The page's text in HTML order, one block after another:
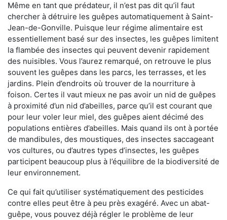
Même en tant que prédateur, il n’est pas dit qu’il faut
chercher à détruire les guêpes automatiquement à Saint-
Jean-de-Gonville. Puisque leur régime alimentaire est
essentiellement basé sur des insectes, les guêpes limitent
la flambée des insectes qui peuvent devenir rapidement
des nuisibles. Vous l’aurez remarqué, on retrouve le plus
souvent les guêpes dans les parcs, les terrasses, et les
jardins. Plein d’endroits où trouver de la nourriture à
foison. Certes il vaut mieux ne pas avoir un nid de guêpes
à proximité d’un nid d’abeilles, parce qu’il est courant que
pour leur voler leur miel, des guêpes aient décimé des
populations entières d’abeilles. Mais quand ils ont à portée
de mandibules, des moustiques, des insectes saccageant
vos cultures, ou d’autres types d’insectes, les guêpes
participent beaucoup plus à l’équilibre de la biodiversité de
leur environnement.
Ce qui fait qu’utiliser systématiquement des pesticides
contre elles peut être à peu près exagéré. Avec un abat-
guêpe, vous pouvez déjà régler le problème de leur